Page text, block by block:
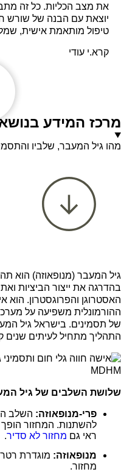
את מצב הכליות. כל זה
יוצאת עם הבנה של שורש
טיפול מותאמת אישית,
קרא.י עודי
מרכז המידע
מהו גיל המעבר, שלביו
גיל המעבר (מנופאוזה) הוא
בהדרגה את ייצור הביציות
האסטרוגן והפרוגסטרון.
ההורמונלית משפיעה על
התהליך מתחיל לעיתים שנים
שלושת השלבים של גיל
פרי-מנופאוזה: השלב
להשתנות. המחזור הופך
ראי גם מחזור לא סדיר.
מנופאוזה: מוגדרת
מחזור.